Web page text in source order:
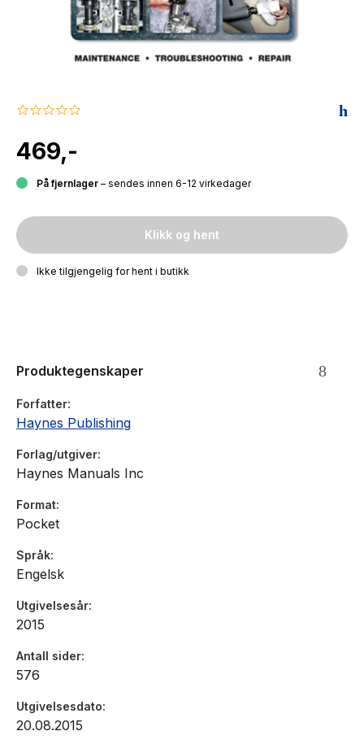
0.0
rating
469,-
På fjernlager – sendes innen 6-12 virkedager
Klikk og hent
Ikke tilgjengelig for hent i butikk
Produktegenskaper
Forfatter
Haynes Publishing
Forlag/utgiver
Haynes Manuals Inc
Format
Pocket
Språk
Engelsk
Utgivelsesår
2015
Antall sider
576
Utgivelsesdato
20.08.2015